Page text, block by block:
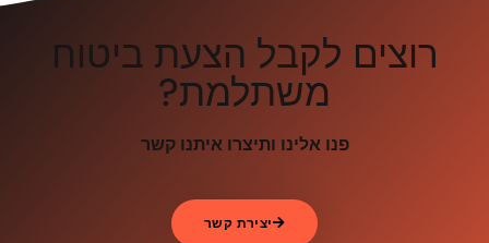
רוצים לקבל הצעת ביטוח
משתלמת?
פנו אלינו ותיצרו איתנו קשר
יצירת קשר